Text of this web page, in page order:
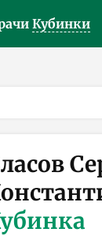
Кубинки